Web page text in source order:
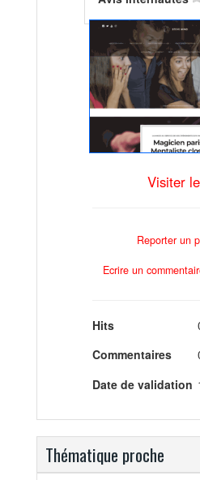
Visiter
Reporter un
Ecrire un
Hits
Commentaires
Date de validation
Thématique proche